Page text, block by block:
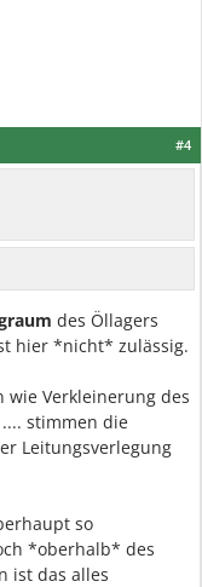
#4
des Öllagers
hier *nicht* zulässig.
Verkleinerung des
stimmen die
Leitungsverlegung
so
*oberhalb* des
ist das alles